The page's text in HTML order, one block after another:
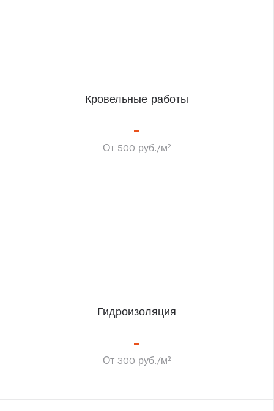
Кровельные работы
От 500 руб./м²
Гидроизоляция
От 300 руб./м²